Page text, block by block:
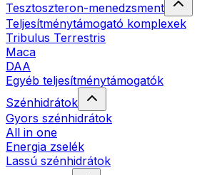
Tesztoszteron-menedzsment
Teljesítménytámogató komplexek
Tribulus Terrestris
Maca
DAA
Egyéb teljesítménytámogatók
Szénhidrátok
Gyors szénhidrátok
All in one
Energia zselék
Lassú szénhidrátok